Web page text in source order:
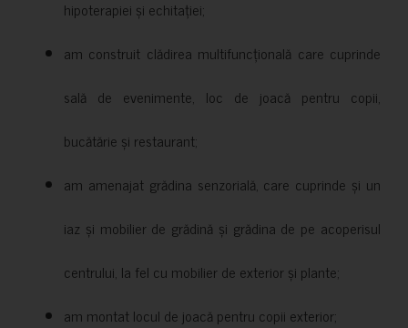
hipoterapiei și echitației;
am construit clădirea multifuncțională care cuprinde
sală de evenimente, loc de joacă pentru copii,
bucătărie și restaurant;
am amenajat grădina senzorială, care cuprinde și un
iaz și mobilier de grădină și grădina de pe acoperisul
centrului, la fel cu mobilier de exterior și plante;
am montat locul de joacă pentru copii exterior;